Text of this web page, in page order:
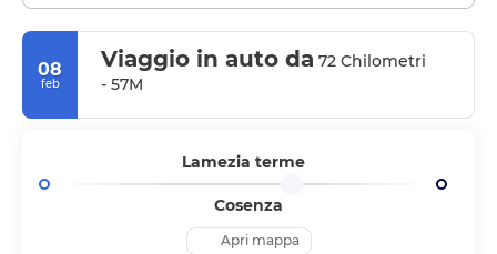
08
feb
Viaggio in auto da 72 Chilometri
- 57M
Lamezia terme
Cosenza
Apri mappa